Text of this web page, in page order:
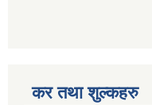
कर तथा शुल्कहरु